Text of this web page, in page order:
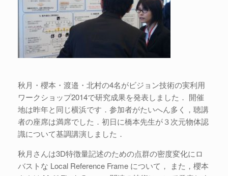
秋月・櫻本・渡邉・北村の4名がビジョン技術の実利用
ワークショップ2014で研究成果を発表しました． 開催
地は昨年と同じ横浜です．参加者がたいへん多く，聴講
者の座席は満席でした．初日に橋本先生が３次元物体認
識について基調講演しました．
秋月さんは3D特徴量記述のための点群の密度変化にロ
バストな Local Reference Frame について， また，櫻本